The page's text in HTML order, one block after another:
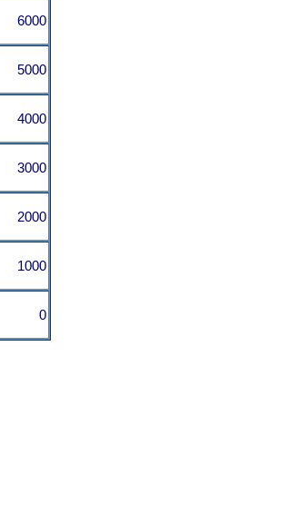
6000
5000
4000
3000
2000
1000
0